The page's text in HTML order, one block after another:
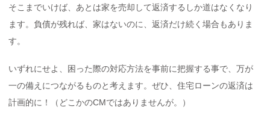
そこまでいけば、あとは家を売却して返済するしか道はなくなり
ます。負債が残れば、家はないのに、返済だけ続く場合もありま
す。
いずれにせよ、困った際の対応方法を事前に把握する事で、万が
一の備えにつながるものと考えます。ぜひ、住宅ローンの返済は
計画的に！（どこかのCMではありませんが。）